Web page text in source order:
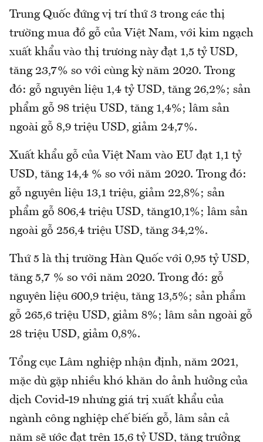
Trung Quốc đứng vị trí thứ 3 trong các thị
trường mua đồ gỗ của Việt Nam, với kim ngạch
xuất khẩu vào thị trương này đạt 1,5 tỷ USD,
tăng 23,7% so với cùng kỳ năm 2020. Trong
đó: gỗ nguyên liệu 1,4 tỷ USD, tăng 26,2%; sản
phẩm gỗ 98 triệu USD, tăng 1,4%; lâm sản
ngoài gỗ 8,9 triệu USD, giảm 24,7%.
Xuất khẩu gỗ của Việt Nam vào EU đạt 1,1 tỷ
USD, tăng 14,4 % so với năm 2020. Trong đó:
gỗ nguyên liệu 13,1 triệu, giảm 22,8%; sản
phẩm gỗ 806,4 triệu USD, tăng10,1%; lâm sản
ngoài gỗ 256,4 triệu USD, tăng 34,2%.
Thứ 5 là thị trường Hàn Quốc với 0,95 tỷ USD,
tăng 5,7 % so với năm 2020. Trong đó: gỗ
nguyên liệu 600,9 triệu, tăng 13,5%; sản phẩm
gỗ 265,6 triệu USD, giảm 8%; lâm sản ngoài gỗ
28 triệu USD, giảm 0,8%.
Tổng cục Lâm nghiệp nhận định, năm 2021,
mặc dù gặp nhiều khó khăn do ảnh hưởng của
dịch Covid-19 nhưng giá trị xuất khẩu của
ngành công nghiệp chế biến gỗ, lâm sản cả
năm sẽ ước đạt trên 15,6 tỷ USD, tăng trưởng